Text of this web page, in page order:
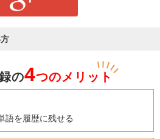
の4つのメリット
語を履歴に残せる